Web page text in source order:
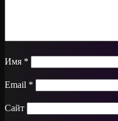
Имя *
Email *
Сайт